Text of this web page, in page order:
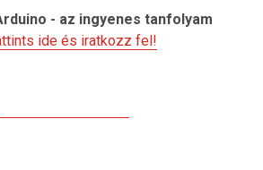
- az ingyenes tanfolyam
ide és iratkozz fel!